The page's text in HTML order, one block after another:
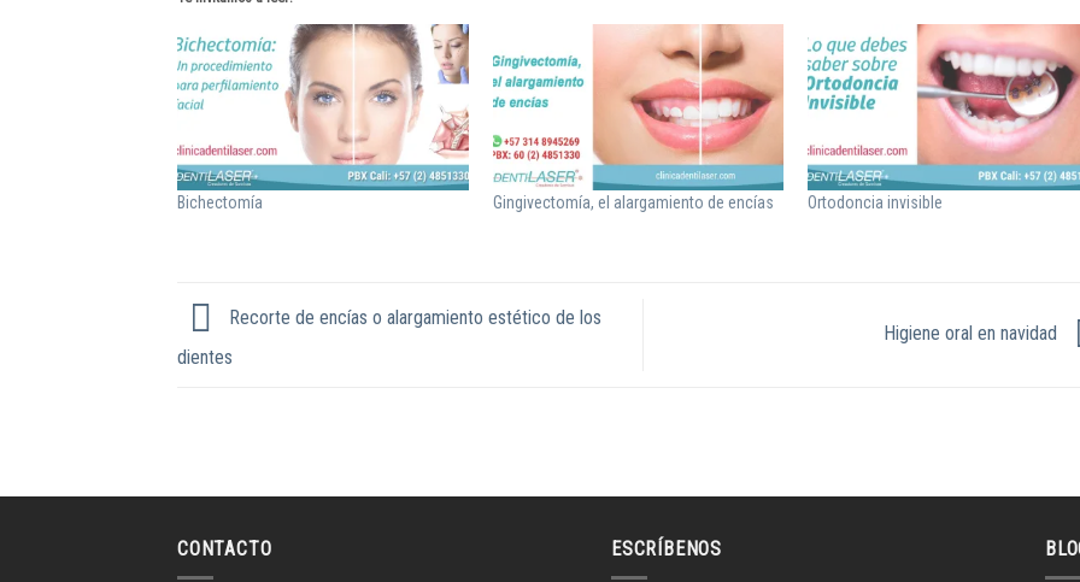
una
ventana
nueva)
una
ventana
nueva)
una
ventana
nueva)
una
ventana
Bichectomía Gingivectomía, el alargamiento de encías Ortodoncia invisible
Recorte de encías o alargamiento estético de los
dientes
Higiene oral en navidad
CONTACTO ESCRÍBENOS